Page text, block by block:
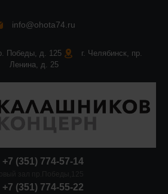
info@ohota74.ru
Победы, д. 125
г. Челябинск, пр.
Ленина, д. 25
+7 (351) 774-57-14
+7 (351) 774-55-22